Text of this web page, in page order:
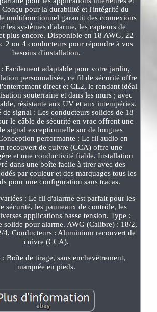
Conçu pour la durabilité et l'intégrité du
multifonctionnel garantit des connexions
les systèmes d'alarme, les capteurs de
plus encore. Disponible en 18 AWG, 22
2 ou 4 conducteurs pour répondre à vos
besoins d'installation.
Facilement adaptable pour votre jardin,
personnalisée, ce fil de sécurité offre
direct et CL2, le rendant idéal
souterraine et dans les murs ; avec
résistante aux UV et aux intempéries.
de signal : Les conducteurs solides de 18
le câble de sécurité en vrac offrent une
signal exceptionnelle sur de longues
performante : Le fil audio en
recouvert de cuivre (CCA) offre une
et une conductivité fiable. Installation
dans une boîte facile à tirer avec des
par couleur et des marquages tous les
pour une configuration sans tracas.
: Le fil d'alarme est parfait pour les
sécurité, les panneaux de contrôle, les
applications basse tension. Type :
solide pour alarme. AWG (Calibre) : 18/2,
4. Conducteurs : Aluminium recouvert de
cuivre (CCA).
: Boîte de tirage, sans enchevêtrement,
marquée en pieds.